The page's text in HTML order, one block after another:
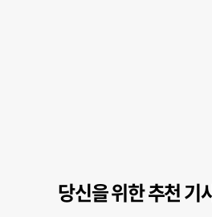
당신을 위한 추천 기